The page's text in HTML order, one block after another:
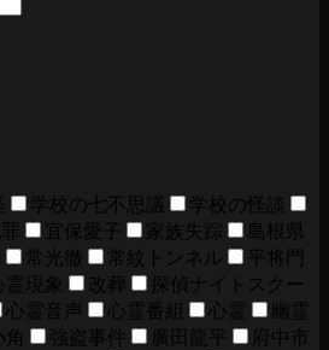
学校の七不思議
学校の怪談
宜保愛子 家族失踪
島根県
常光徹 常紋トンネル
平将門
霊現象 改葬
探偵ナイトスクー
心霊音声 心霊番組 心霊
幽霊
角 強盗事件 廣田龍平
府中市